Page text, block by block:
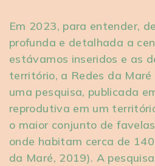
Em 2023, para entender,
profunda e detalhada a
estávamos inseridos e as
território, a Redes da Maré
uma pesquisa, publicada
reprodutiva em um
o maior conjunto de
onde habitam cerca de
da Maré, 2019). A